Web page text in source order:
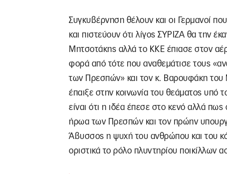
Συγκυβέρνηση θέλουν και οι Γερμανοί
και πιστεύουν ότι λίγος ΣΥΡΙΖΑ θα την
Μητσοτάκης αλλά το ΚΚΕ έπιασε στον
φορά από τότε που αναθεμάτισε τους
των Πρεσπών» και τον κ. Βαρουφάκη του
έπαιξε στην κοινωνία του θεάματος υπό
είναι ότι η ιδέα έπεσε στο κενό αλλά
ήρωα των Πρεσπών και τον πρώην
Άβυσσος η ψυχή του ανθρώπου και του
οριστικά το ρόλο πλυντηρίου ποικίλλων